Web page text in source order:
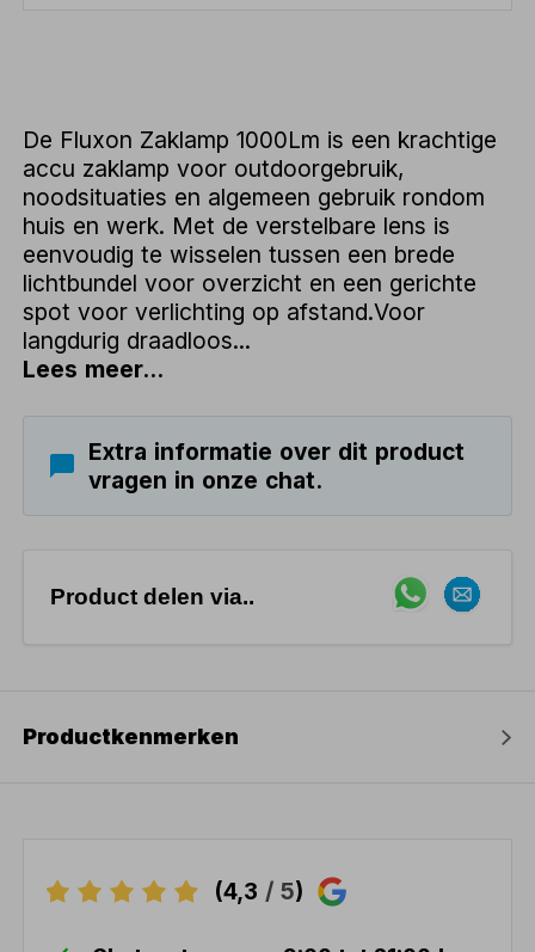
De Fluxon Zaklamp 1000Lm is een krachtige
accu zaklamp voor outdoorgebruik,
noodsituaties en algemeen gebruik rondom
huis en werk. Met de verstelbare lens is
eenvoudig te wisselen tussen een brede
lichtbundel voor overzicht en een gerichte
spot voor verlichting op afstand.Voor
langdurig draadloos...
Lees meer...
Extra informatie over dit product
vragen in onze chat.
Product delen via..
Productkenmerken
(4,3 / 5)